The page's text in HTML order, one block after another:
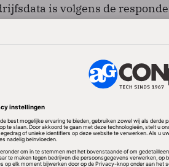
is volgens de
genoeg denkt 70
waardevolle inzichten
tot trage of zwakke
terrein wint is ‘zero-copy’-
naar de data in plaats van
verplaatst of gedupliceerd.